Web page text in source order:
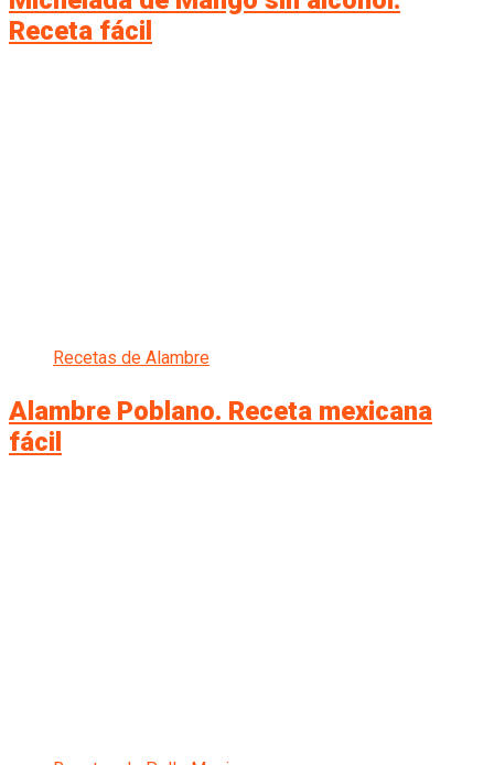
Receta fácil
Recetas de Alambre
Alambre Poblano. Receta mexicana
fácil